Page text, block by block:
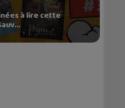
à lire cette